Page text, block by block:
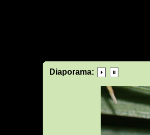
Diaporama: